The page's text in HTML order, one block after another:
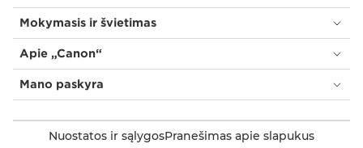
Mokymasis ir švietimas
Apie „Canon“
Mano paskyra
Nuostatos ir sąlygosPranešimas apie slapukus